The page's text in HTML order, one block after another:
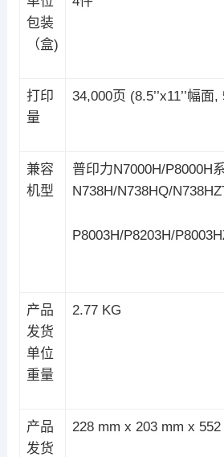
包装
（盒)
打印
量
34,000页 (8.5’’x11’’幅
兼容
机型
普印力N7000H/P8000H
N738H/N738HQ/
P8003H/P8203H/
产品
发货
单位
重量
2.77 KG
产品
发货
228 mm x 203 mm x 552